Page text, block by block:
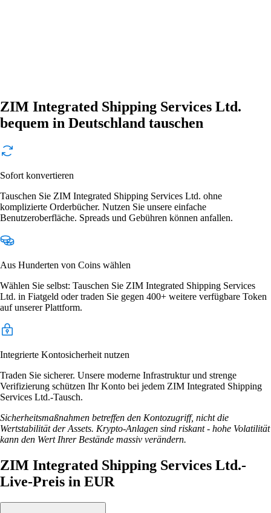
ZIM Integrated Shipping Services Ltd.
bequem in Deutschland tauschen
Sofort konvertieren
Tauschen Sie ZIM Integrated Shipping Services Ltd. ohne
komplizierte Orderbücher. Nutzen Sie unsere einfache
Benutzeroberfläche. Spreads und Gebühren können anfallen.
Aus Hunderten von Coins wählen
Wählen Sie selbst: Tauschen Sie ZIM Integrated Shipping Services
Ltd. in Fiatgeld oder traden Sie gegen 400+ weitere verfügbare Token
auf unserer Plattform.
Integrierte Kontosicherheit nutzen
Traden Sie sicherer. Unsere moderne Infrastruktur und strenge
Verifizierung schützen Ihr Konto bei jedem ZIM Integrated Shipping
Services Ltd.-Tausch.
Sicherheitsmaßnahmen betreffen den Kontozugriff, nicht die
Wertstabilität der Assets. Krypto-Anlagen sind riskant - hohe Volatilität
kann den Wert Ihrer Bestände massiv verändern.
ZIM Integrated Shipping Services Ltd.-
Live-Preis in EUR